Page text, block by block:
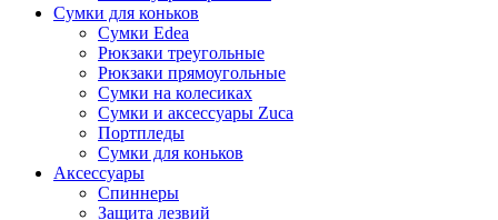
Сумки для коньков
Сумки Edea
Рюкзаки треугольные
Рюкзаки прямоугольные
Сумки на колесиках
Сумки и аксессуары Zuca
Портпледы
Сумки для коньков
Аксессуары
Спиннеры
Защита лезвий